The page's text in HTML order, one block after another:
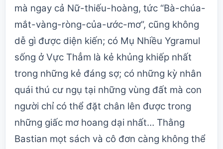
mà ngay cả Nữ-thiếu-hoàng, tức “Bà-chúa-
mắt-vàng-ròng-của-ước-mơ”, cũng không
dễ gì được diện kiến; có Mụ Nhiều Ygramul
sống ở Vực Thẳm là kẻ khủng khiếp nhất
trong những kẻ đáng sợ; có những kỳ nhân
quái thú cư ngụ tại những vùng đất mà con
người chỉ có thể đặt chân lên được trong
những giấc mơ hoang dại nhất… Thằng
Bastian mọt sách và cô đơn càng không thể